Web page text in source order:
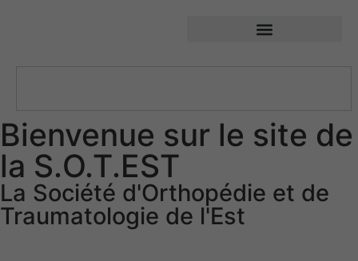
Bienvenue sur le site de
la S.O.T.EST
La Société d'Orthopédie et de
Traumatologie de l'Est